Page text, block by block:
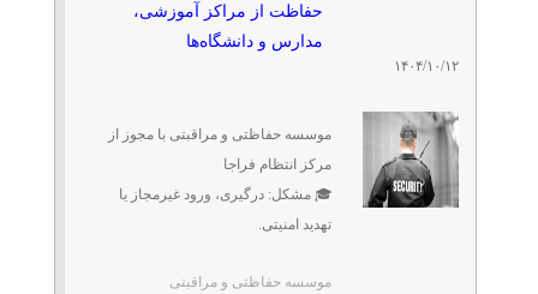
۱۴۰۴/۱۰/۱۲
حفاظت از مراکز آموزشی،
مدارس و دانشگاه‌ها
موسسه حفاظتی و مراقبتی با مجوز از
مرکز انتظام فراجا
🎓 مشکل: درگیری، ورود غیرمجاز یا
تهدید امنیتی.
ارتباط با محیط‌های آموزشی.
موسسه حفاظتی و مراقبتی